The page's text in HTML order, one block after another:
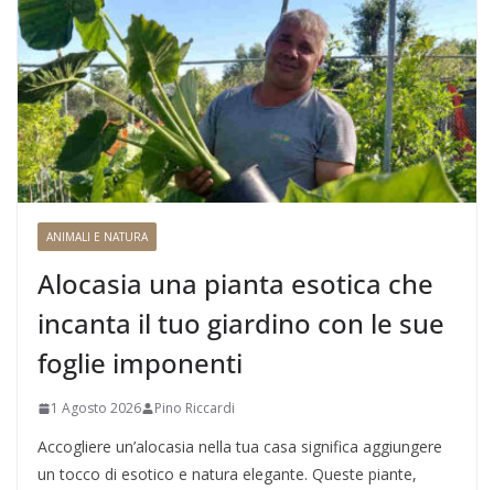
ANIMALI E NATURA
Alocasia una pianta esotica che
incanta il tuo giardino con le sue
foglie imponenti
1 Agosto 2026 Pino Riccardi
Accogliere un’alocasia nella tua casa significa aggiungere
un tocco di esotico e natura elegante. Queste piante,